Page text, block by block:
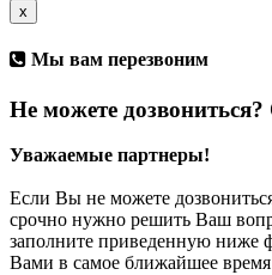
x
Мы вам перезвоним
Не можете
Уважаемые партнеры!
Если Вы не можете
срочно нужно решить Ваш
заполните приведенную ниже
Вами в самое ближайшее